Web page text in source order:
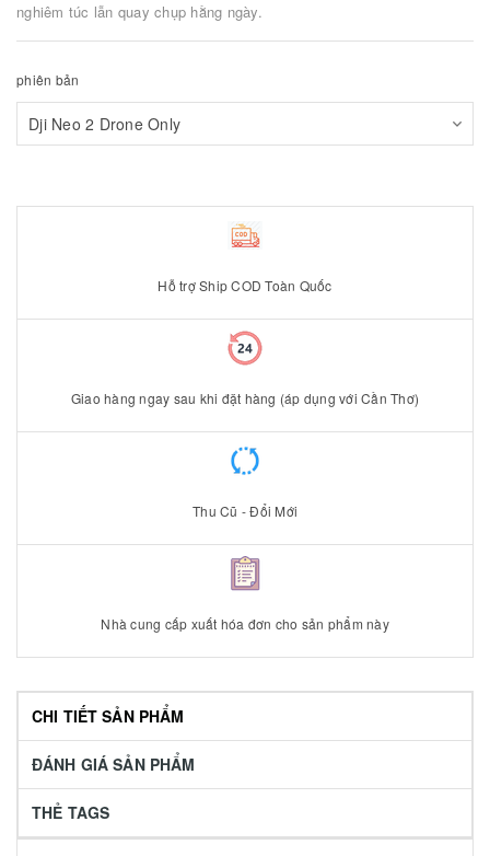
nghiêm túc lẫn quay chụp hằng ngày.
phiên bản
Hỗ trợ Ship COD Toàn Quốc
Giao hàng ngay sau khi đặt hàng (áp dụng với Cần Thơ)
Thu Cũ - Đổi Mới
Nhà cung cấp xuất hóa đơn cho sản phẩm này
CHI TIẾT SẢN PHẨM
ĐÁNH GIÁ SẢN PHẨM
THẺ TAGS